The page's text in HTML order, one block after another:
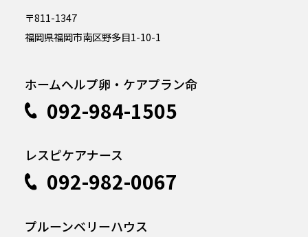
〒811-1347
福岡県福岡市南区野多目1-10-1
ホームヘルプ卵・ケアプラン命
092-984-1505
レスピケアナース
092-982-0067
プルーンベリーハウス